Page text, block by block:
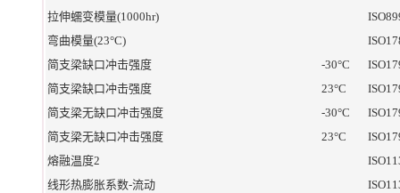
拉伸蠕变模量(1000hr)
弯曲模量(23°C)
简支梁缺口冲击强度
-30°C
简支梁缺口冲击强度
23°C
简支梁无缺口冲击强度
-30°C
简支梁无缺口冲击强度
23°C
熔融温度2
线形热膨胀系数-流动